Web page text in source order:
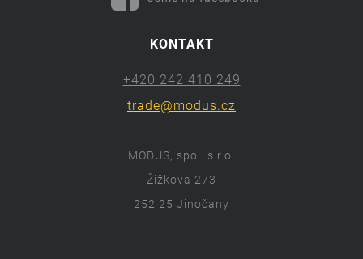
KONTAKT
+420 242 410 249
trade@modus.cz
MODUS, spol. s r.o.
Žižkova 273
252 25 Jinočany